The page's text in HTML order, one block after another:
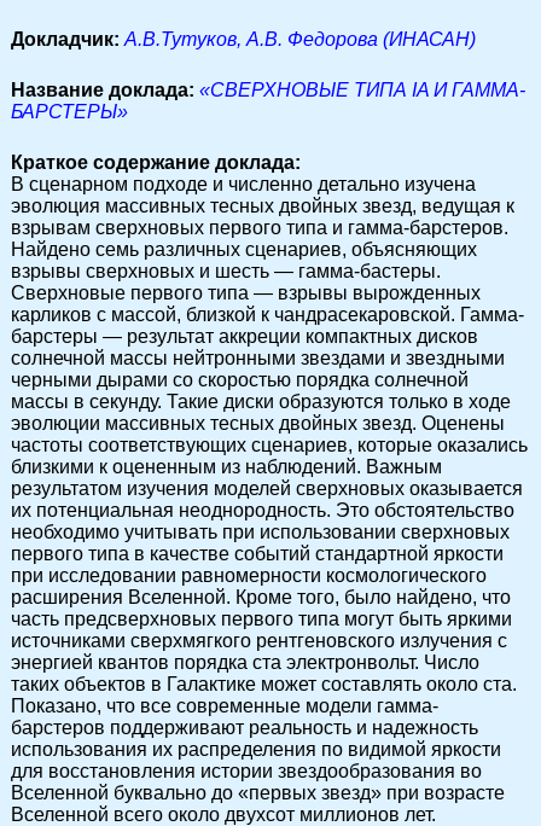
Докладчик: А.В.Тутуков, А.В. Федорова (ИНАСАН)
Название доклада: «СВЕРХНОВЫЕ ТИПА IA И ГАММА-
БАРСТЕРЫ»
Краткое содержание доклада:
В сценарном подходе и численно детально изучена
эволюция массивных тесных двойных звезд, ведущая к
взрывам сверхновых первого типа и гамма-барстеров.
Найдено семь различных сценариев, объясняющих
взрывы сверхновых и шесть — гамма-бастеры.
Сверхновые первого типа — взрывы вырожденных
карликов с массой, близкой к чандрасекаровской. Гамма-
барстеры — результат аккреции компактных дисков
солнечной массы нейтронными звездами и звездными
черными дырами со скоростью порядка солнечной
массы в секунду. Такие диски образуются только в ходе
эволюции массивных тесных двойных звезд. Оценены
частоты соответствующих сценариев, которые оказались
близкими к оцененным из наблюдений. Важным
результатом изучения моделей сверхновых оказывается
их потенциальная неоднородность. Это обстоятельство
необходимо учитывать при использовании сверхновых
первого типа в качестве событий стандартной яркости
при исследовании равномерности космологического
расширения Вселенной. Кроме того, было найдено, что
часть предсверхновых первого типа могут быть яркими
источниками сверхмягкого рентгеновского излучения с
энергией квантов порядка ста электронвольт. Число
таких объектов в Галактике может составлять около ста.
Показано, что все современные модели гамма-
барстеров поддерживают реальность и надежность
использования их распределения по видимой яркости
для восстановления истории звездообразования во
Вселенной буквально до «первых звезд» при возрасте
Вселенной всего около двухсот миллионов лет.